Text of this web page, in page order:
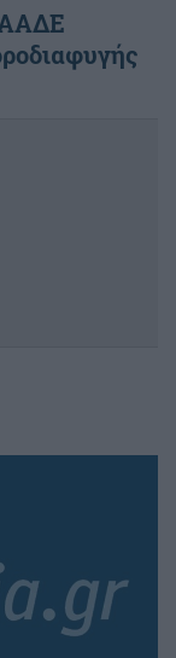
ΑΑΔΕ